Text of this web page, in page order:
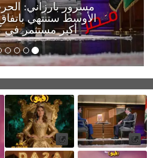
مسرور بارزاني:
الأوسط ستنتهي
أكبر مستثمر في